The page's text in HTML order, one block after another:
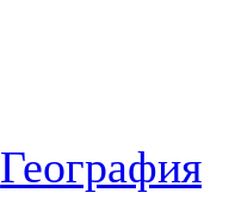
География